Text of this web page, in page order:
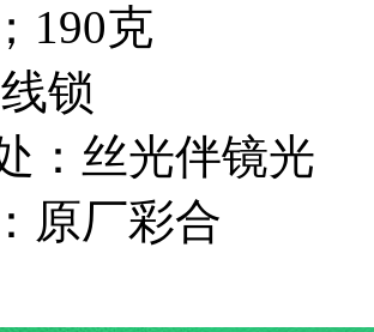
190克
锁
：丝光伴镜光
原厂彩合